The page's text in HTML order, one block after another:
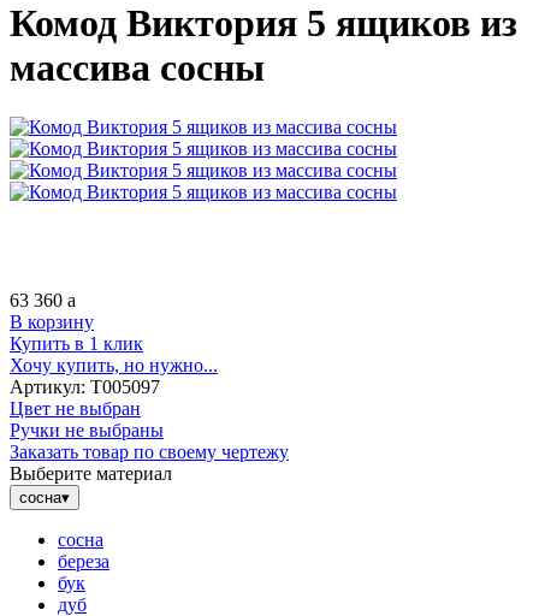
Комод Виктория 5 ящиков из
массива сосны
63 360 a
В корзину
Купить в 1 клик
Хочу купить, но нужно...
Артикул: Т005097
Цвет не выбран
Ручки не выбраны
Заказать товар по своему чертежу
Выберите материал
сосна▾
сосна
береза
бук
дуб